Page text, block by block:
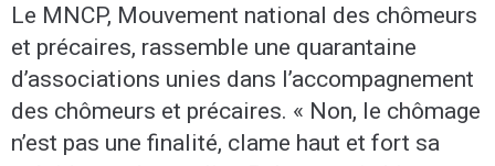
Le MNCP, Mouvement national des chômeurs
et précaires, rassemble une quarantaine
d’associations unies dans l’accompagnement
des chômeurs et précaires. « Non, le chômage
n’est pas une finalité, clame haut et fort sa